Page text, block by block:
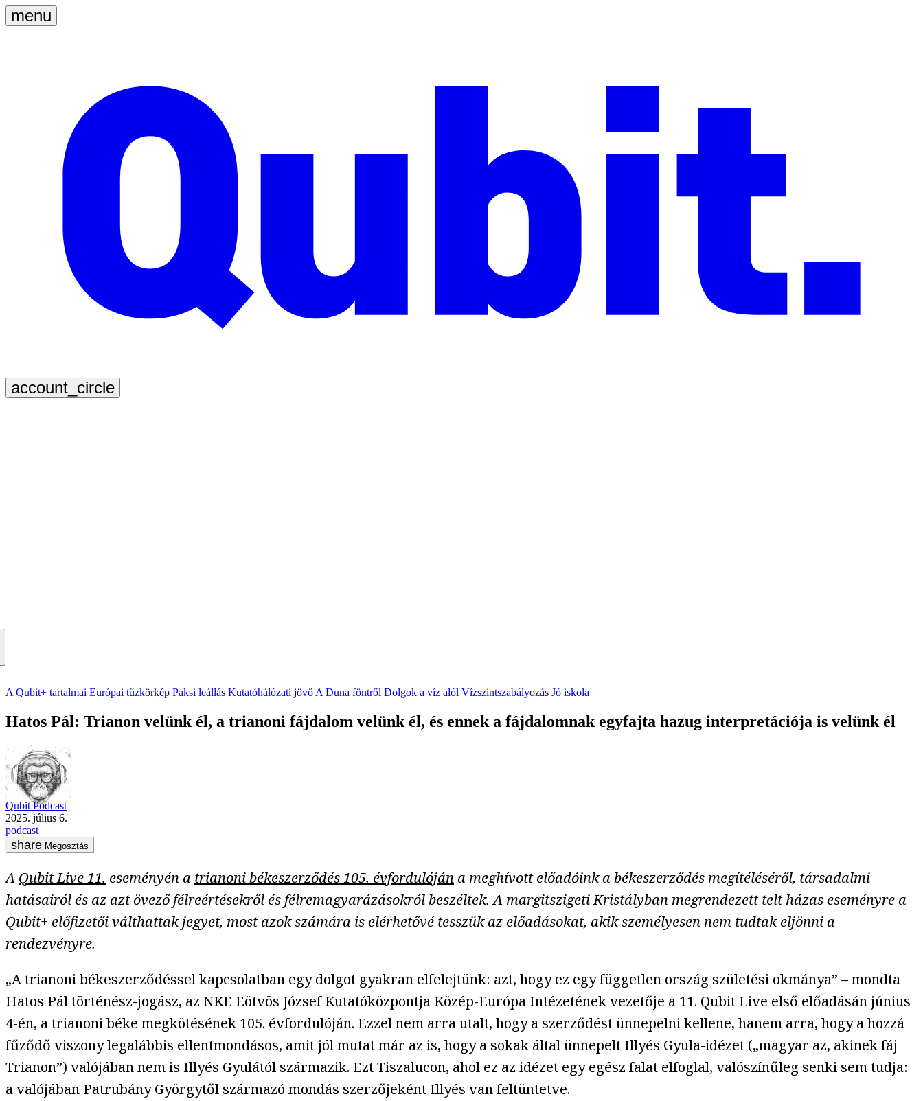
A Qubit+ tartalmai Európai tűzkörkép Paksi leállás Kutatóhálózati jövő A Duna föntről Dolgok a víz alól Vízszintszabályozás Jó iskola
Hatos Pál: Trianon velünk él, a trianoni fájdalom velünk él, és ennek a fájdalomnak egyfajta hazug interpretációja is velünk él
Qubit Podcast
2025. július 6.
podcast
Megosztás
A Qubit Live 11. eseményén a trianoni békeszerződés 105. évfordulójána meghívott előadóink a békeszerződés megítéléséről, társadalmi
hatásairól és az azt övező félreértésekről és félremagyarázásokról beszéltek. A margitszigeti Kristályban megrendezett telt házas eseményre a
Qubit+ előfizetői válthattak jegyet, most azok számára is elérhetővé tesszük az előadásokat, akik személyesen nem tudtak eljönni a
rendezvényre.
„A trianoni békeszerződéssel kapcsolatban egy dolgot gyakran elfelejtünk: azt, hogy ez egy független ország születési okmánya” – mondta
Hatos Pál történész-jogász, az NKE Eötvös József Kutatóközpontja Közép-Európa Intézetének vezetője a 11. Qubit Live első előadásán június
4-én, a trianoni béke megkötésének 105. évfordulóján. Ezzel nem arra utalt, hogy a szerződést ünnepelni kellene, hanem arra, hogy a hozzá
fűződő viszony legalábbis ellentmondásos, amit jól mutat már az is, hogy a sokak által ünnepelt Illyés Gyula-idézet („magyar az, akinek fáj
Trianon”) valójában nem is Illyés Gyulától származik. Ezt Tiszalucon, ahol ez az idézet egy egész falat elfoglal, valószínűleg senki sem tudja:
a valójában Patrubány Györgytől származó mondás szerzőjeként Illyés van feltüntetve.